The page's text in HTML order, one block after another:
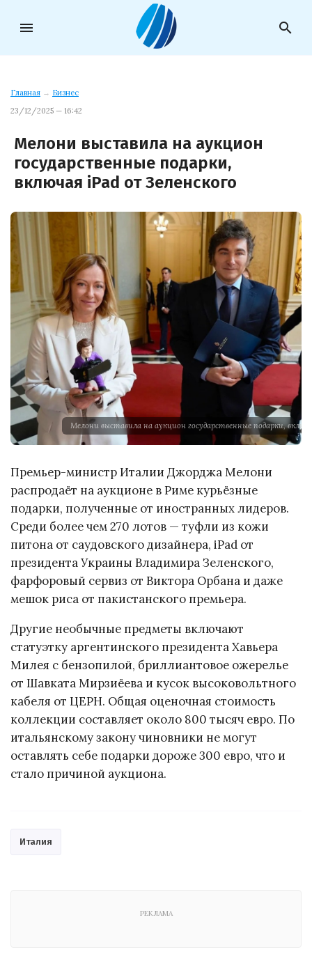
menu search
Главная → Бизнес
23/12/2025 — 16:42
Мелони выставила на аукцион
государственные подарки,
включая iPad от Зеленского
Мелони выставила на аукцион государственные подарки,
Премьер-министр Италии Джорджа Мелони
распродаёт на аукционе в Риме курьёзные
подарки, полученные от иностранных лидеров.
Среди более чем 270 лотов — туфли из кожи
питона от саудовского дизайнера, iPad от
президента Украины Владимира Зеленского,
фарфоровый сервиз от Виктора Орбана и даже
мешок риса от пакистанского премьера.
Другие необычные предметы включают
статуэтку аргентинского президента Хавьера
Милея с бензопилой, бриллиантовое ожерелье
от Шавката Мирзиёева и кусок высоковольтного
кабеля от ЦЕРН. Общая оценочная стоимость
коллекции составляет около 800 тысяч евро. По
итальянскому закону чиновники не могут
оставлять себе подарки дороже 300 евро, что и
стало причиной аукциона.
Италия
РЕКЛАМА